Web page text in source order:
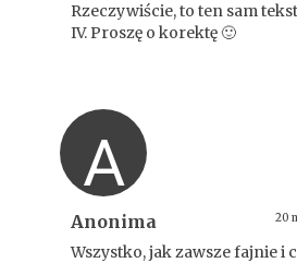
Rzeczywiście, to ten sam
IV. Proszę o korektę 🙂
A
Anonima 20
Wszystko, jak zawsze fajnie i